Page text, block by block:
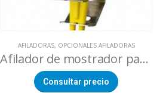
AFILADORAS, OPCIONALES AFILADORAS
Afilador de mostrador para cuchillos
Consultar precio